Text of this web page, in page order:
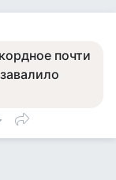
почти